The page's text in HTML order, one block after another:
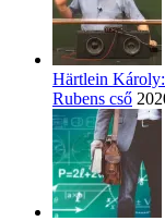
Härtlein
Rubens cső